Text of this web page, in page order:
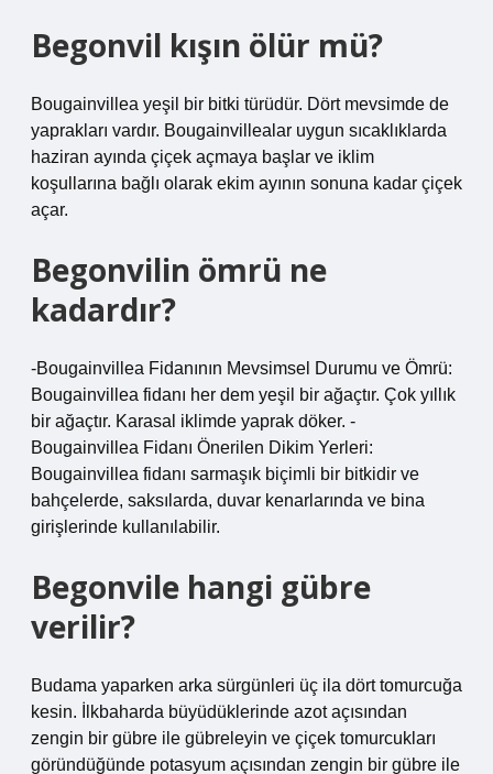
Begonvil kışın ölür mü?
Bougainvillea yeşil bir bitki türüdür. Dört mevsimde de
yaprakları vardır. Bougainvillealar uygun sıcaklıklarda
haziran ayında çiçek açmaya başlar ve iklim
koşullarına bağlı olarak ekim ayının sonuna kadar çiçek
açar.
Begonvilin ömrü ne
kadardır?
-Bougainvillea Fidanının Mevsimsel Durumu ve Ömrü:
Bougainvillea fidanı her dem yeşil bir ağaçtır. Çok yıllık
bir ağaçtır. Karasal iklimde yaprak döker. -
Bougainvillea Fidanı Önerilen Dikim Yerleri:
Bougainvillea fidanı sarmaşık biçimli bir bitkidir ve
bahçelerde, saksılarda, duvar kenarlarında ve bina
girişlerinde kullanılabilir.
Begonvile hangi gübre
verilir?
Budama yaparken arka sürgünleri üç ila dört tomurcuğa
kesin. İlkbaharda büyüdüklerinde azot açısından
zengin bir gübre ile gübreleyin ve çiçek tomurcukları
göründüğünde potasyum açısından zengin bir gübre ile